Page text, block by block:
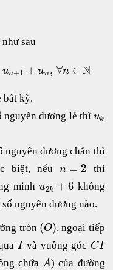
sau
un+1 + un , ∀n ∈ N
bất kỳ.
nguyên dương lẻ thì uk
nguyên dương chẵn thì
biệt, nếun = 2 thì
minhu2k + 6 không
nguyên dương nào.
tròn (O), ngoại tiếp
Ivà vuông góc CI
chứaA) của đường